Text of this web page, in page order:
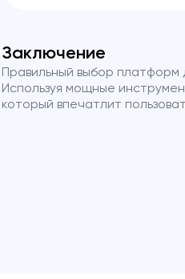
Заключение
Правильный выбор
Используя мощные
который впечатлит